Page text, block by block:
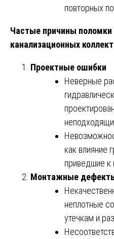
повторных
Частые причины поломки
канализационных
Проектные ошибки
Неверные
как влияние
приведшие к
Монтажные
неплотные
утечкам и